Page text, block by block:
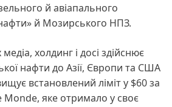
й авіапального
й Мозирського НПЗ.
холдинг і досі здійснює
нафти до Азії, Європи та США
встановлений ліміт у $60 за
Monde, яке отримало у своє